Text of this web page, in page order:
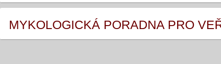
MYKOLOGICKÁ PORADNA PRO